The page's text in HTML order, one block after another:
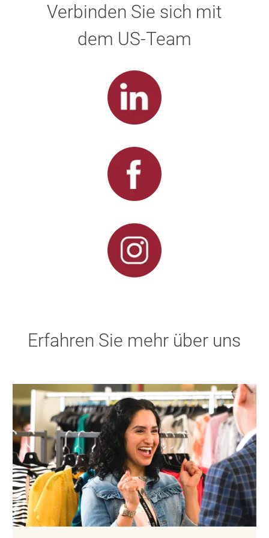
Verbinden Sie sich mit
dem US-Team
Erfahren Sie mehr über uns